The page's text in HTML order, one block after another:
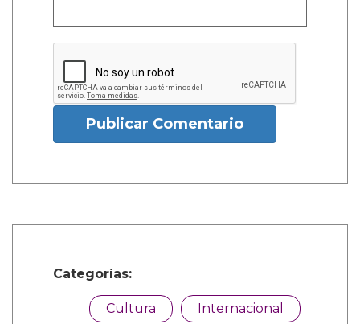
Publicar Comentario
Categorías:
Cultura Internacional